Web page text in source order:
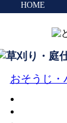
HOME
おそうじ・